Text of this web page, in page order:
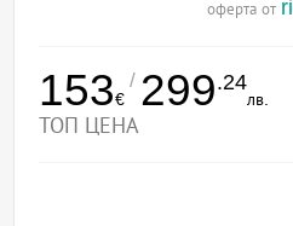
оферта от
153€
/ 299.24
лв.
ТОП ЦЕНА